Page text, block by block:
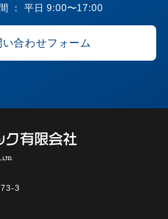
： 平日 9:00〜17:00
い合わせフォーム
3